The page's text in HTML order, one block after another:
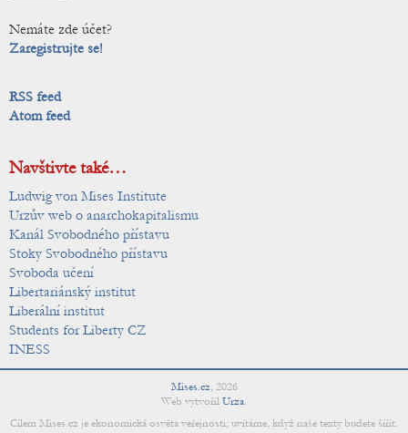
Nemáte zde účet?
Zaregistrujte se!
RSS feed
Atom feed
Navštivte také…
Ludwig von Mises Institute
Urzův web o anarchokapitalismu
Kanál Svobodného přístavu
Stoky Svobodného přístavu
Svoboda učení
Libertariánský institut
Liberální institut
Students for Liberty CZ
INESS
Mises.cz, 2026
Web vytvořil Urza.
Cílem Mises.cz je ekonomická osvěta veřejnosti; uvítáme, když naše texty budete šířit.